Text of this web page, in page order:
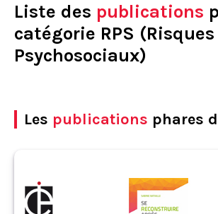
Liste des publications
catégorie RPS (Risques
Psychosociaux)
Les publications phares